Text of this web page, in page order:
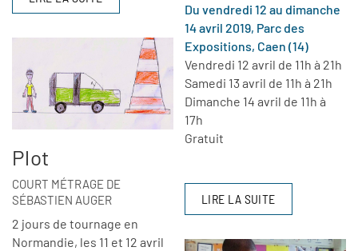
Plot
COURT MÉTRAGE DE
SÉBASTIEN AUGER
2 jours de tournage en
Normandie, les 11 et 12 avril
Du vendredi 12 au dimanche
14 avril 2019, Parc des
Expositions, Caen (14)
Vendredi 12 avril de 11h à 21h
Samedi 13 avril de 11h à 21h
Dimanche 14 avril de 11h à
17h
Gratuit
LIRE LA SUITE